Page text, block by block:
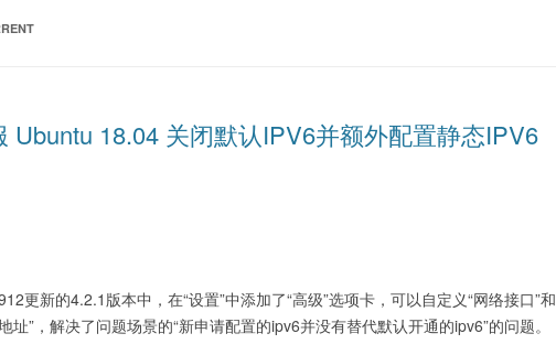
Ubuntu 18.04 关闭默认IPV6并额外配置静态IPV6
更新的4.2.1版本中，在“设置”中添加了“高级”选项卡，可以自定义“网络接口”和
址”，解决了问题场景的“新申请配置的ipv6并没有替代默认开通的ipv6”的问题。